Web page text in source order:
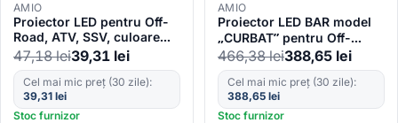
AMIO
Proiector LED pentru Off-
Road, ATV, SSV, culoare
6500K, LED FLOOD, 27W,
tensiune 9 – 36V, diametru
Ø110 mm
47,18lei39,31 lei
Cel mai mic preț (30 zile):
39,31 lei
Stoc furnizor
AMIO
Proiector LED BAR model
„CURBAT” pentru Off-
Road, ATV, SSV, putere
324 W, culoare 6500K,
tensiune 9-36V,
dimensiuni 520 x 80 x 84
mm
466,38lei388,65 lei
Cel mai mic preț (30 zile):
388,65 lei
Stoc furnizor